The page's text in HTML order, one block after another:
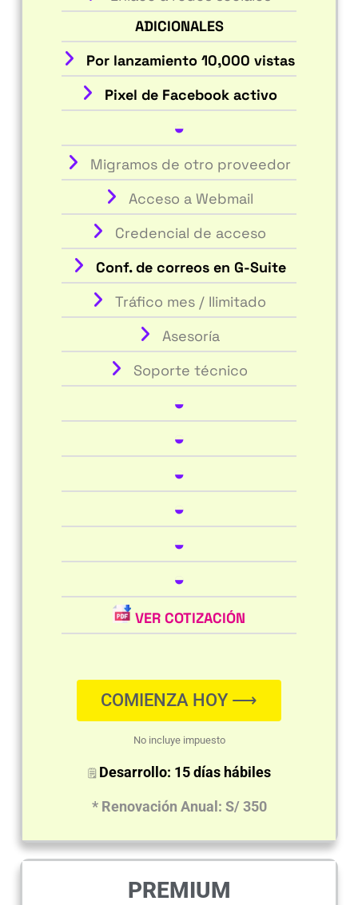
ADICIONALES
Por lanzamiento 10,000 vistas
Pixel de Facebook activo
◒
Migramos de otro proveedor
Acceso a Webmail
Credencial de acceso
Conf. de correos en G-Suite
Tráfico mes / Ilimitado
Asesoría
Soporte técnico
◒
◒
◒
◒
◒
◒
VER COTIZACIÓN
COMIENZA HOY ⟶
No incluye impuesto
🗒 Desarrollo: 15 días hábiles
* Renovación Anual: S/ 350
PREMIUM